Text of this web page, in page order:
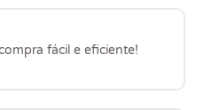
fácil e eficiente!